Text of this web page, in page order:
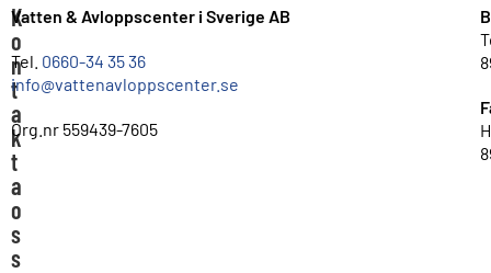
K
o
n
t
a
k
t
a
o
s
s
Vatten & Avloppscenter i Sverige AB
Tel. 0660-34 35 36
info@vattenavloppscenter.se
Org.nr 559439-7605